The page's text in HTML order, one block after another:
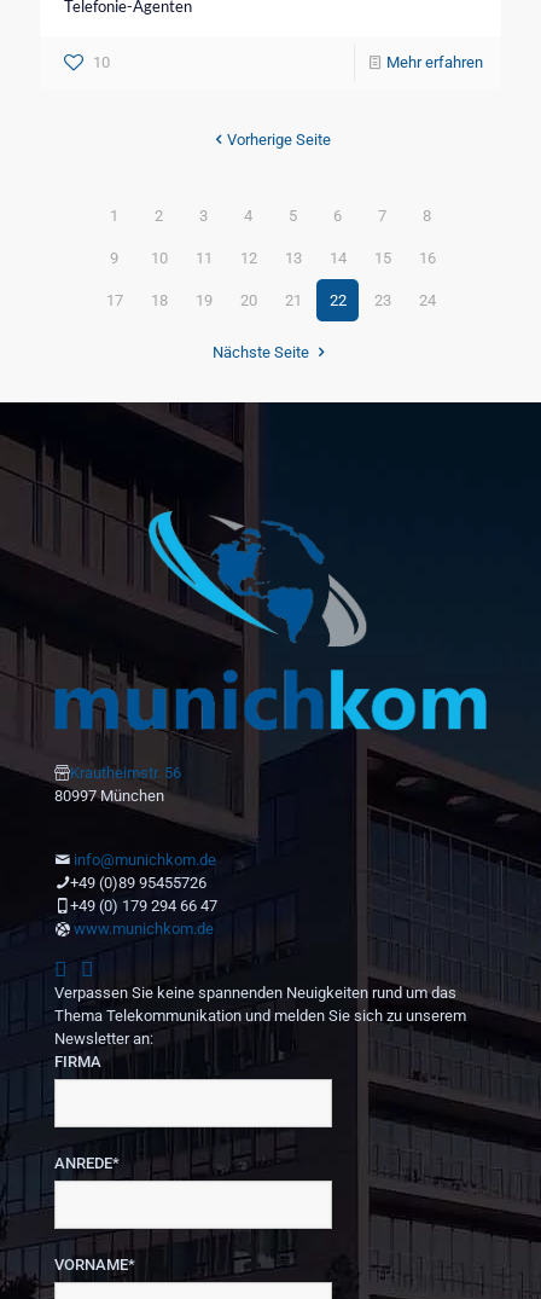
Telefonie-Agenten
10 Mehr erfahren
Vorherige Seite
1 2 3 4 5 6 7 8
9 10 11 12 13 14 15 16
17 18 19 20 21 22 23 24
Nächste Seite
Krautheimstr. 56
80997 München
info@munichkom.de
+49 (0)89 95455726
+49 (0) 179 294 66 47
www.munichkom.de
Verpassen Sie keine spannenden Neuigkeiten rund um das
Thema Telekommunikation und melden Sie sich zu unserem
Newsletter an:
FIRMA
ANREDE*
VORNAME*